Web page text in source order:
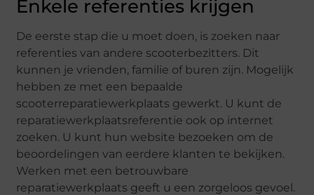
Enkele referenties krijgen
De eerste stap die u moet doen, is zoeken naar
referenties van andere scooterbezitters. Dit
kunnen je vrienden, familie of buren zijn. Mogelijk
hebben ze met een bepaalde
scooterreparatiewerkplaats gewerkt. U kunt de
reparatiewerkplaatsreferentie ook op internet
zoeken. U kunt hun website bezoeken om de
beoordelingen van eerdere klanten te bekijken.
Werken met een betrouwbare
reparatiewerkplaats geeft u een zorgeloos gevoel.